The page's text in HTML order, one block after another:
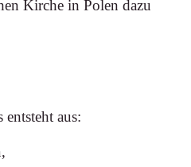
Kirche in Polen dazu
entsteht aus: